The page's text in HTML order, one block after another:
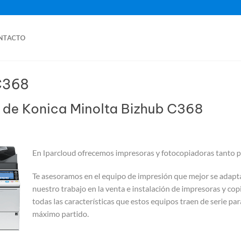
Konica Minolta Bizhub C368
En Iparcloud ofrecemos impresoras y fotocopiadoras tanto
Te asesoramos en el equipo de impresión que mejor se
nuestro trabajo en la venta e instalación de impresoras y
todas las características que estos equipos traen de serie
máximo partido.